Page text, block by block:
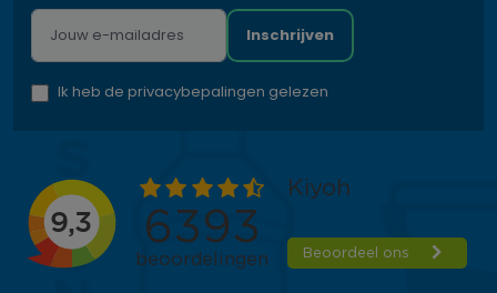
Inschrijven
Ik heb de privacybepalingen gelezen